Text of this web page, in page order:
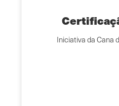
Iniciativa da Cana